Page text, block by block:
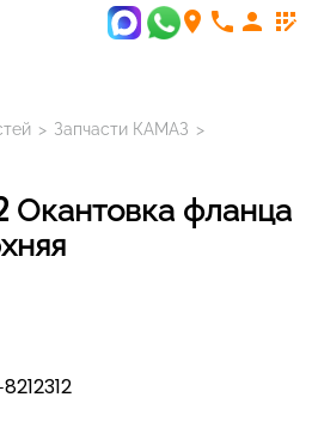
room phone person app_registration
> Запчасти КАМАЗ >